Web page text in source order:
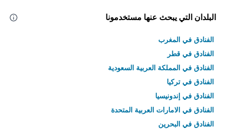
البلدان التي يبحث عنها مستخدمونا
الفنادق في المغرب
الفنادق في قطر
الفنادق في المملكة العربية السعودية
الفنادق في تركيا
الفنادق في إندونيسيا
الفنادق في الامارات العربية المتحدة
الفنادق في البحرين